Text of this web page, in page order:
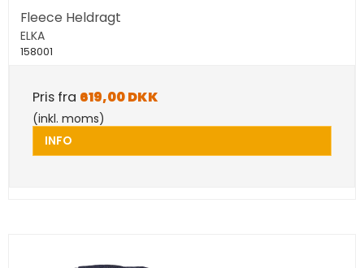
Fleece Heldragt
ELKA
158001
Pris fra 619,00 DKK
(inkl. moms)
INFO